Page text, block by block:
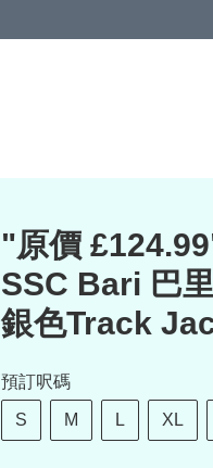
"原價
SSC Bari 巴
銀色Track
預訂呎碼
S M L XL